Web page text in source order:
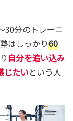
30分のトレーニ
はしっかり60
自分を追い込み
じたいという人